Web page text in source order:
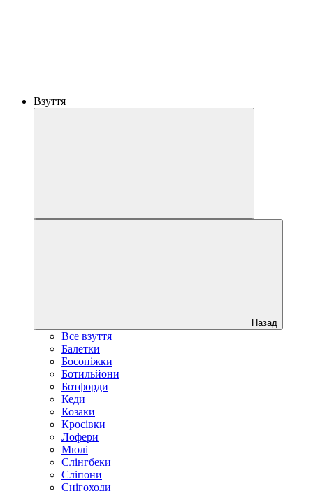
Взуття
Назад
Все взуття
Балетки
Босоніжки
Ботильйони
Ботфорди
Кеди
Козаки
Кросівки
Лофери
Мюлі
Слінгбеки
Сліпони
Снігоходи